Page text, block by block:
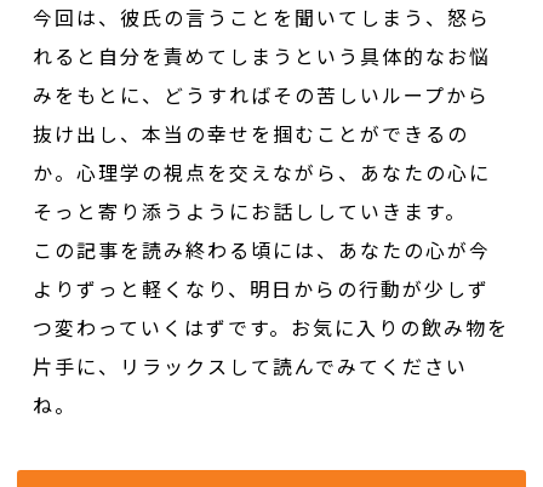
今回は、彼氏の言うことを聞いてしまう、怒ら
れると自分を責めてしまうという具体的なお悩
みをもとに、どうすればその苦しいループから
抜け出し、本当の幸せを掴むことができるの
か。心理学の視点を交えながら、あなたの心に
そっと寄り添うようにお話ししていきます。
この記事を読み終わる頃には、あなたの心が今
よりずっと軽くなり、明日からの行動が少しず
つ変わっていくはずです。お気に入りの飲み物を
片手に、リラックスして読んでみてください
ね。